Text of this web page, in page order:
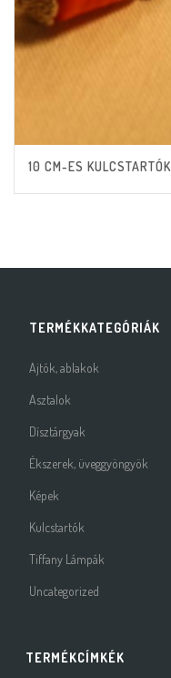
10 CM-ES KULCSTARTÓK
TERMÉKKATEGÓRIÁK
Ajtók, ablakok
Asztalok
Dísztárgyak
Ékszerek, üveggyöngyök
Képek
Kulcstartók
Tiffany Lámpák
Uncategorized
TERMÉKCÍMKÉK